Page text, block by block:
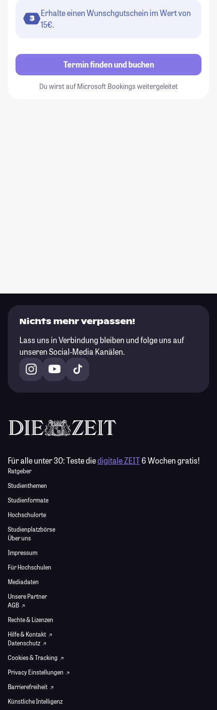
3
Erhalte einen Wunschgutschein im Wert von
15€.
Termin finden und buchen
Du wirst auf Microsoft Bookings weitergeleitet
Nichts mehr verpassen!
Lass uns in Verbindung bleiben und folge uns auf
unseren Social-Media Kanälen.
Für alle unter 30:Teste diedigitale ZEIT6 Wochen gratis!
Ratgeber
Studienthemen
Studienformate
Hochschulorte
Studienplatzbörse
Über uns
Impressum
Für Hochschulen
Mediadaten
Unsere Partner
AGB
Rechte & Lizenzen
Hilfe & Kontakt
Datenschutz
Cookies & Tracking
Privacy Einstellungen
Barrierefreiheit
Künstliche Intelligenz